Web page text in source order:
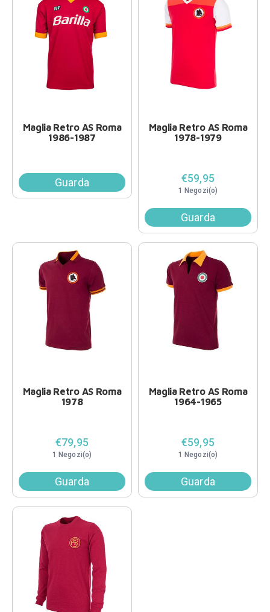
Maglia Retro AS Roma
1986-1987
Guarda
Maglia Retro AS Roma
1978-1979
€59,95
1 Negozi(o)
Guarda
Maglia Retro AS Roma
1978
€79,95
1 Negozi(o)
Guarda
Maglia Retro AS Roma
1964-1965
€59,95
1 Negozi(o)
Guarda